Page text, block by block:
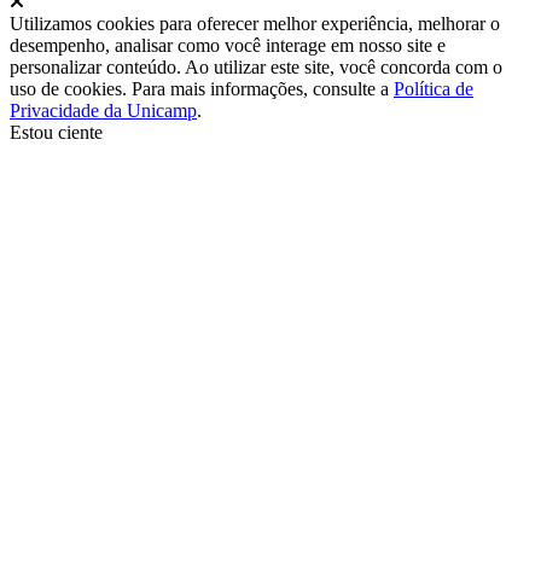
Utilizamos cookies para oferecer melhor experiência, melhorar o
desempenho, analisar como você interage em nosso site e
personalizar conteúdo. Ao utilizar este site, você concorda com o
uso de cookies. Para mais informações, consulte a Política de
Privacidade da Unicamp.
Estou ciente